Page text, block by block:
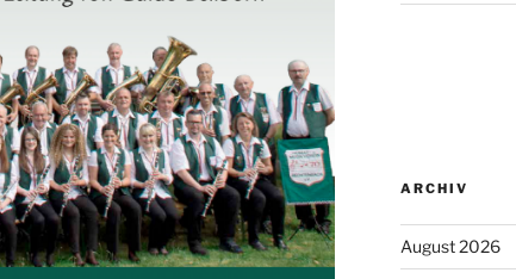
ARCHIV
August 2026